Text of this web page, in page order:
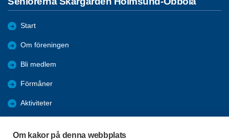
Om kakor på denna webbplats
Start
Om föreningen
Bli medlem
Förmåner
Aktiviteter